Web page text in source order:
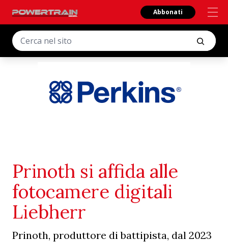
Abbonati
Prinoth si affida alle
fotocamere digitali
Liebherr
Prinoth, produttore di battipista, dal 2023